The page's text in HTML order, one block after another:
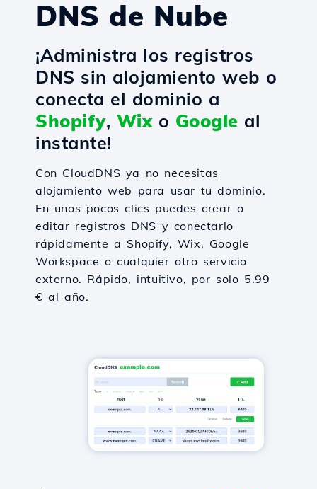
DNS de Nube
¡Administra los registros
DNS sin alojamiento web o
conecta el dominio a
Shopify, Wixo Google al
instante!
Con CloudDNS ya no necesitas
alojamiento web para usar tu dominio.
En unos pocos clics puedes crear o
editar registros DNS y conectarlo
rápidamente a Shopify, Wix, Google
Workspace o cualquier otro servicio
externo. Rápido, intuitivo, por solo 5.99
€ al año.